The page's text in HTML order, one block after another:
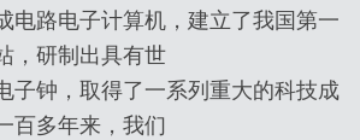
电路电子计算机，建立了我国第一
，研制出具有世
子钟，取得了一系列重大的科技成
百多年来，我们